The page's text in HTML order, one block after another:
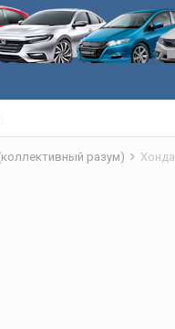
разум) Хонда